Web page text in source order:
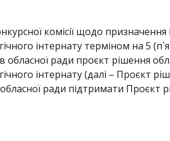
комісії щодо
інтернату терміном на 5
обласної ради проєкт рішення
інтернату (далі – Проєкт
ради підтримати Проєкт